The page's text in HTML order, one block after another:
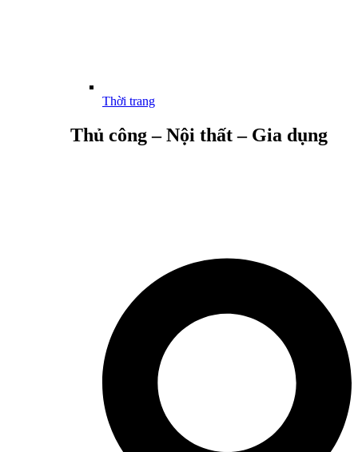
Thời trang
Thủ công – Nội thất – Gia dụng